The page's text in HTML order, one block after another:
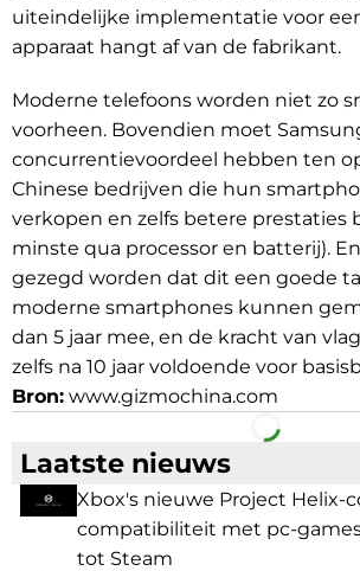
uiteindelijke implementatie voor
apparaat hangt af van de fabrikant.
Moderne telefoons worden niet zo
voorheen. Bovendien moet
concurrentievoordeel hebben ten
Chinese bedrijven die hun
verkopen en zelfs betere prestaties
minste qua processor en batterij).
gezegd worden dat dit een goede
moderne smartphones kunnen
dan 5 jaar mee, en de kracht van
zelfs na 10 jaar voldoende voor
Bron: www.gizmochina.com
Facebook
Laatste nieuws
Xbox's nieuwe Project Helix-
compatibiliteit met pc-
tot Steam